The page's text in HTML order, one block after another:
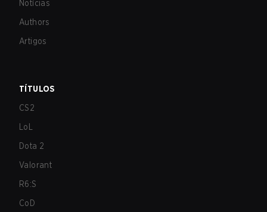
Notícias
Authors
Artigos
TÍTULOS
CS2
LoL
Dota 2
Valorant
R6:S
CoD